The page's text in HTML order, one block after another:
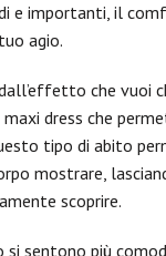
e importanti, il
agio.
che vuoi
dress che
tipo di abito
mostrare,
scoprire.
sentono più